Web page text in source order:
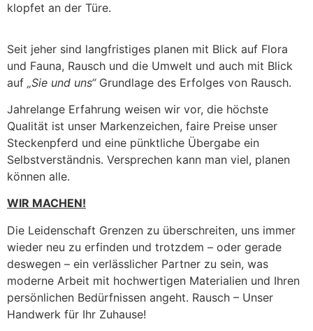
klopfet an der Türe.
Seit jeher sind langfristiges planen mit Blick auf Flora
und Fauna, Rausch und die Umwelt und auch mit Blick
auf „Sie und uns“Grundlage des Erfolges von Rausch.
Jahrelange Erfahrung weisen wir vor, die höchste
Qualität ist unser Markenzeichen, faire Preise unser
Steckenpferd und eine pünktliche Übergabe ein
Selbstverständnis. Versprechen kann man viel, planen
können alle.
WIR MACHEN!
Die Leidenschaft Grenzen zu überschreiten, uns immer
wieder neu zu erfinden und trotzdem – oder gerade
deswegen – ein verlässlicher Partner zu sein, was
moderne Arbeit mit hochwertigen Materialien und Ihren
persönlichen Bedürfnissen angeht. Rausch – Unser
Handwerk für Ihr Zuhause!